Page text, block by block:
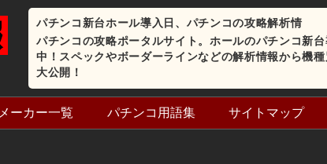
パチンコ新台ホール導入日、パチンコの攻略解析情
パチンコの攻略ポータルサイト。ホールのパチンコ新
中！スペックやボーダーラインなどの解析情報から機
大公開！
メーカー一覧 パチンコ用語集 サイトマップ